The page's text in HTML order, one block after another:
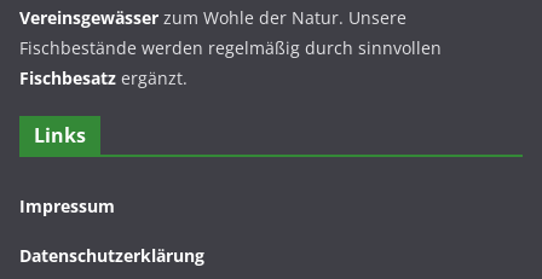
Vereinsgewässer zum Wohle der Natur. Unsere
Fischbestände werden regelmäßig durch sinnvollen
Fischbesatz ergänzt.
Links
Impressum
Datenschutzerklärung